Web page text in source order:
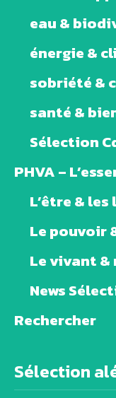
eau &
énergie &
sobriété &
santé &
Sélection
PHVA –
L’être & les
Le pouvoir
Le vivant
News
Rechercher
Sélection